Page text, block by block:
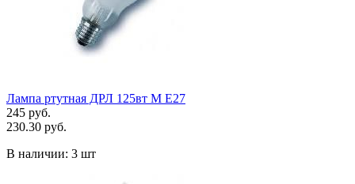
Лампа ртутная ДРЛ 125вт М Е27
245 руб.
230.30 руб.
В наличии: 3 шт